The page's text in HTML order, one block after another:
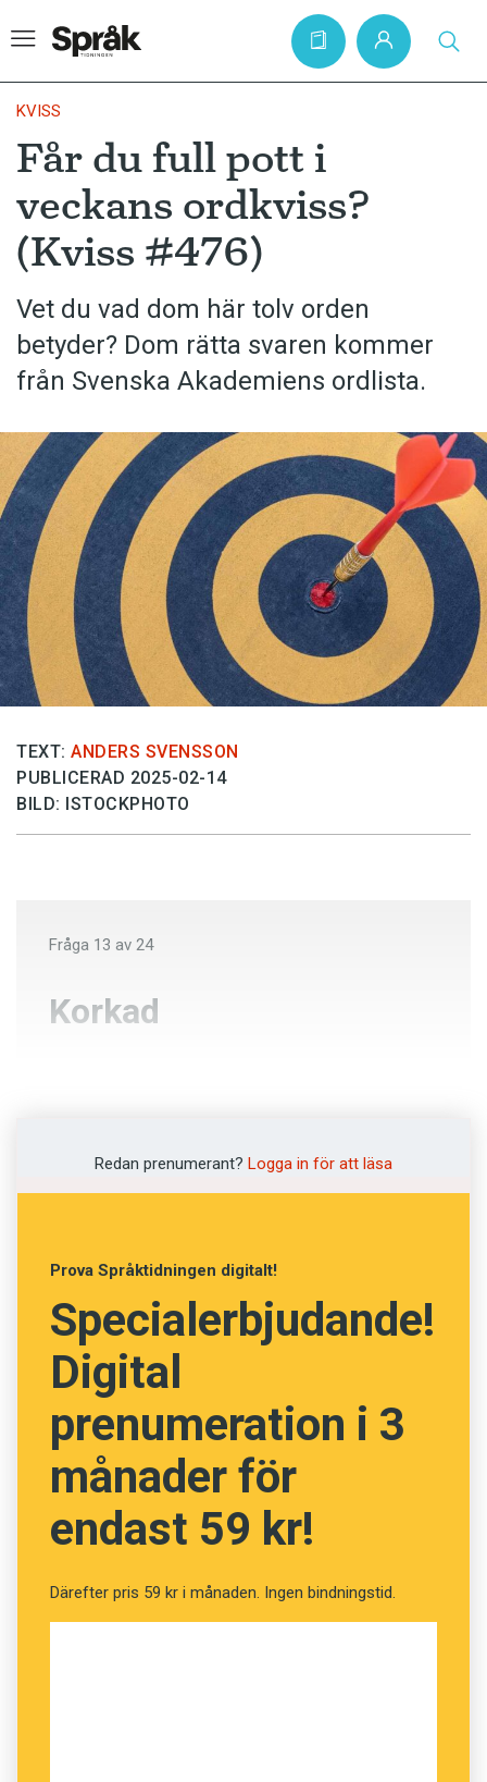
Hem
Artiklar
Krönikor
Språkfrågor
Skrivtips
Bokrecensioner
Podden
Anmäl till språkpolisen
Föreslå nyord
Annonsera
Prenumerera
Läs Språktidningen digitalt
Press
KVISS
Får du full pott i
veckans ordkviss?
(Kviss #476)
Vet du vad dom här tolv orden
betyder? Dom rätta svaren kommer
från Svenska Akademiens ordlista.
TEXT: ANDERS SVENSSON
PUBLICERAD 2025-02-14
BILD: ISTOCKPHOTO
Fråga 13 av 24
Korkad
NÄSTA FRÅGA
Redan prenumerant? Logga in för att läsa
Prova Språktidningen digitalt!
Specialerbjudande!
Digital
prenumeration i 3
månader för
endast 59 kr!
Därefter pris 59 kr i månaden. Ingen bindningstid.